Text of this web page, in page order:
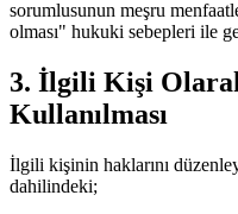
sorumlusunun meşru
olması" hukuki sebepleri ile
3. İlgili Kişi
Kullanılması
İlgili kişinin haklarını
dahilindeki;